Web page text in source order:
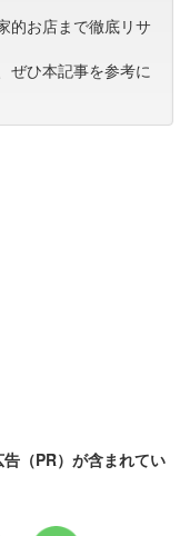
的お店まで徹底リサ
ぜひ本記事を参考に
（PR）が含まれてい